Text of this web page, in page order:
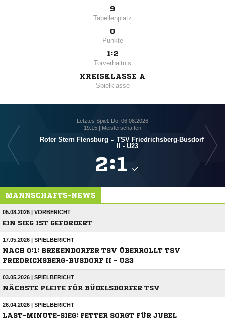
9
Tabellenplatz
0
Punkte
1:2
Torverhältnis
KREISKLASSE A
Spielklasse
Letztes Spiel: Do, 06.08.2026
19:15 | Meisterschaften
Roter Stern Flensburg - TSV Friedrichsberg-Busdorf
II - U23
:
MANNSCHAFTS-NEWS
05.08.2026 | VORBERICHT
EIN SIEG IST GEFORDERT
17.05.2026 | SPIELBERICHT
NACH 0:1: BREKENDORFER TSV ÜBERROLLT TSV
FRIEDRICHSBERG-BUSDORF II - U23
03.05.2026 | SPIELBERICHT
NÄCHSTE PLEITE FÜR BÜDELSDORFER TSV
26.04.2026 | SPIELBERICHT
LAST-MINUTE-SIEG: FETTER SORGT FÜR JUBEL